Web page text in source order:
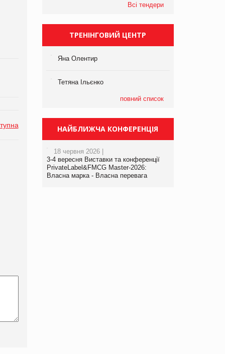
Всі тендери
ТРЕНІНГОВИЙ ЦЕНТР
Яна Олентир
Тетяна Ільєнко
повний список
НАЙБЛИЖЧА КОНФЕРЕНЦІЯ
18 червня 2026 |
3-4 вересня Виставки та конференції
PrivateLabel&FMCG Master-2026:
Власна марка - Власна перевага